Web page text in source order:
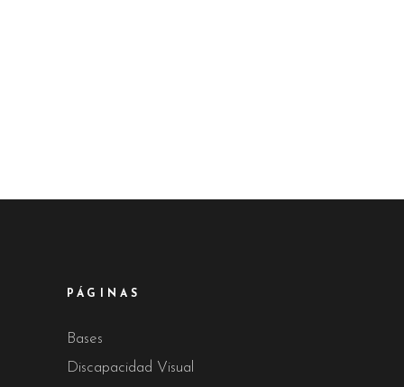
PÁGINAS
Bases
Discapacidad Visual